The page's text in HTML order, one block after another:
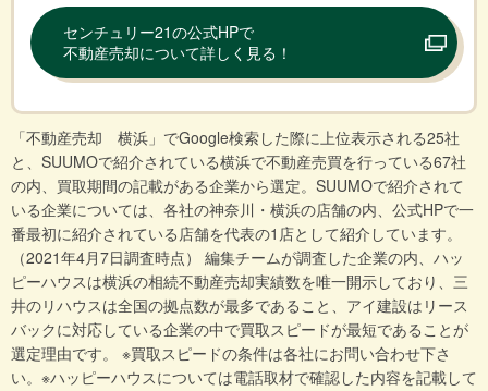
センチュリー21の公式HPで
不動産売却について詳しく見る！
「不動産売却 横浜」でGoogle検索した際に上位表示される25社
と、SUUMOで紹介されている横浜で不動産売買を行っている67社
の内、買取期間の記載がある企業から選定。SUUMOで紹介されて
いる企業については、各社の神奈川・横浜の店舗の内、公式HPで一
番最初に紹介されている店舗を代表の1店として紹介しています。
（2021年4月7日調査時点） 編集チームが調査した企業の内、ハッ
ピーハウスは横浜の相続不動産売却実績数を唯一開示しており、三
井のリハウスは全国の拠点数が最多であること、アイ建設はリース
バックに対応している企業の中で買取スピードが最短であることが
選定理由です。 ※買取スピードの条件は各社にお問い合わせ下さ
い。※ハッピーハウスについては電話取材で確認した内容を記載して